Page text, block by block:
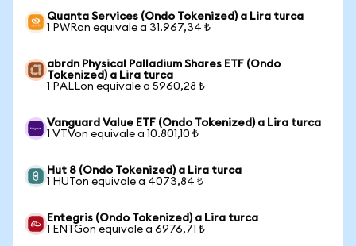
Quanta Services (Ondo Tokenized) a Lira turca
1 PWRon equivale a 31.967,34 ₺
abrdn Physical Palladium Shares ETF (Ondo
Tokenized) a Lira turca
1 PALLon equivale a 5960,28 ₺
Vanguard Value ETF (Ondo Tokenized) a Lira turca
1 VTVon equivale a 10.801,10 ₺
Hut 8 (Ondo Tokenized) a Lira turca
1 HUTon equivale a 4073,84 ₺
Entegris (Ondo Tokenized) a Lira turca
1 ENTGon equivale a 6976,71 ₺